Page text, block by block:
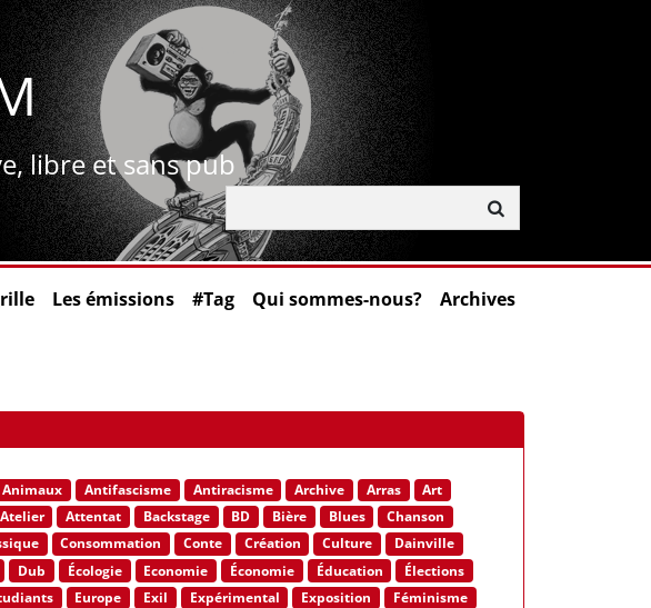
libre et sans pub
Les émissions #Tag Qui sommes-nous? Archives
Animaux Antifascisme Antiracisme Archive Arras
Art
Atelier Attentat Backstage BD Bière Blues
Chanson
Consommation Conte Création Culture
Dainville
Dub Écologie Economie Économie Éducation
Élections
Europe Exil Expérimental Exposition
Féminisme